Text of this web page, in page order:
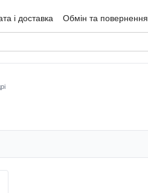
і доставка Обмін та повернення
про магазин